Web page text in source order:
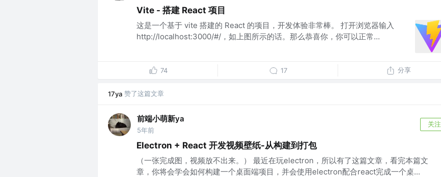
Vite - 搭建 React 项目
这是一个基于 vite 搭建的 React 的项目，开发体验非常棒。 打开浏览器输入
http://localhost:3000/#/，如上图所示的话。那么恭喜你，你可以正常...
74 17 分享
17ya 赞了这篇文章
前端小萌新ya
5年前
关注
Electron + React 开发视频壁纸-从构建到打包
（一张完成图，视频放不出来。） 最近在玩electron，所以有了这篇文章，看完本篇文
章，你将会学会如何构建一个桌面端项目，并会使用electron配合react完成一个桌...